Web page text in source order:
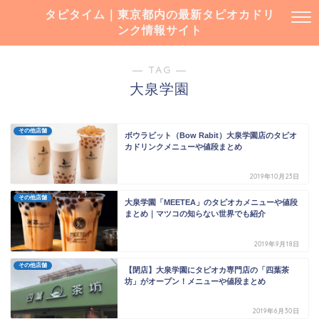
タピタイム｜東京都内の最新タピオカドリ
ンク情報サイト
― TAG ―
大泉学園
その他店舗
ボウラビット（Bow Rabit）大泉学園店のタピオ
カドリンクメニューや値段まとめ
2019年10月23日
その他店舗
大泉学園「MEETEA」のタピオカメニューや値段
まとめ｜マツコの知らない世界でも紹介
2019年9月18日
その他店舗
【閉店】大泉学園にタピオカ専門店の「四葉茶
坊」がオープン！メニューや値段まとめ
2019年6月30日